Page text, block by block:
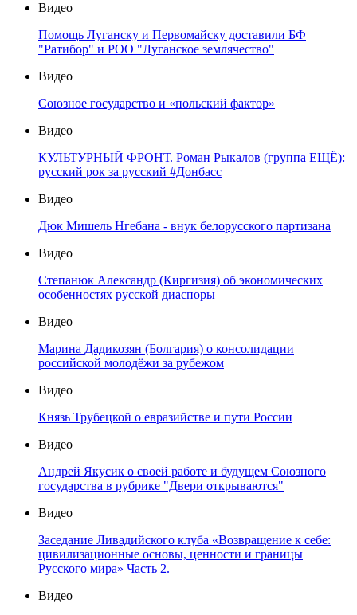
Видео
Помощь Луганску и Первомайску доставили БФ
"Ратибор" и РОО "Луганское землячество"
Видео
Союзное государство и «польский фактор»
Видео
КУЛЬТУРНЫЙ ФРОНТ. Роман Рыкалов (группа ЕЩЁ):
русский рок за русский #Донбасс
Видео
Дюк Мишель Нгебана - внук белорусского партизана
Видео
Степанюк Александр (Киргизия) об экономических
особенностях русской диаспоры
Видео
Марина Дадикозян (Болгария) о консолидации
российской молодёжи за рубежом
Видео
Князь Трубецкой о евразийстве и пути России
Видео
Андрей Якусик о своей работе и будущем Союзного
государства в рубрике "Двери открываются"
Видео
Заседание Ливадийского клуба «Возвращение к себе:
цивилизационные основы, ценности и границы
Русского мира» Часть 2.
Видео